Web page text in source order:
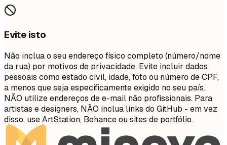
Evite isto
Não inclua o seu endereço físico completo (número/nome
da rua) por motivos de privacidade. Evite incluir dados
pessoais como estado civil, idade, foto ou número de CPF,
a menos que seja especificamente exigido no seu país.
NÃO utilize endereços de e-mail não profissionais. Para
artistas e designers, NÃO inclua links do GitHub - em vez
disso, use ArtStation, Behance ou sites de portfólio.